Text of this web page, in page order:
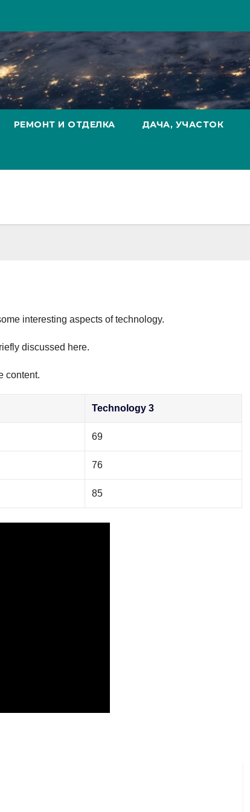
РЕМОНТ И ОТДЕЛКА ДАЧА, УЧАСТОК
interesting aspects of technology.
discussed here.
content.
Technology 3
69
76
85